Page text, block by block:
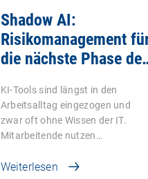
Shadow AI:
Risikomanagement
die nächste Phase der
KI-Tools sind längst in den
Arbeitsalltag eingezogen und
zwar oft ohne Wissen der IT.
Mitarbeitende nutzen…
Weiterlesen